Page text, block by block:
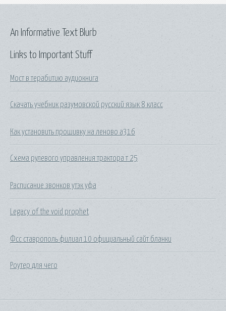
Links to Important Stuff
Мост в терабитию аудиокнига
Скачать учебник разумовской русский язык 8 класс
Как установить прошивку на леново а316
Схема рулевого управления трактора т 25
Расписание звонков утэк уфа
Legacy of the void prophet
Фсс ставрополь филиал 10 официальный сайт бланки
Роутер для чего
An Informative Text Blurb